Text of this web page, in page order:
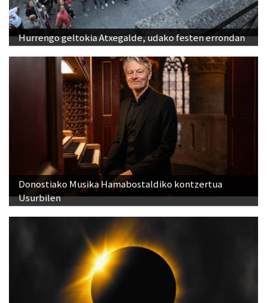
Hurrengo geltokia Atxegalde, udako festen errondan
Donostiako Musika Hamabostaldiko kontzertua
Usurbilen